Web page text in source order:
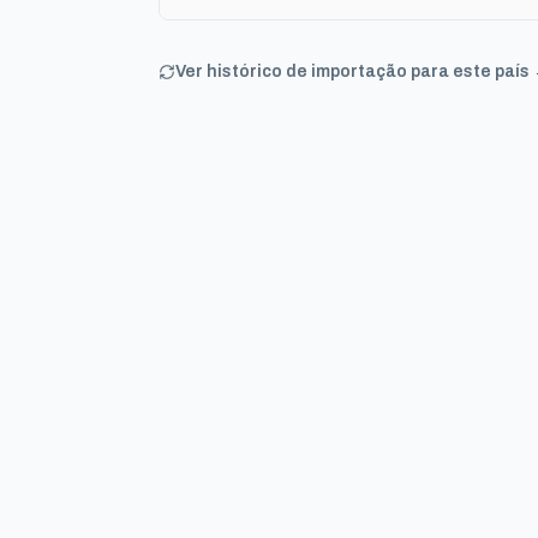
Ver histórico de importação para este país